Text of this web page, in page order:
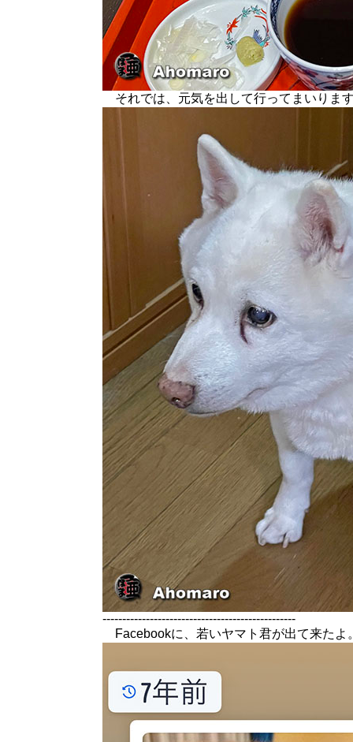
それでは、元気を出して行ってまいりま
-------------------------------------------------
Facebookに、若いヤマト君が出て来たよ